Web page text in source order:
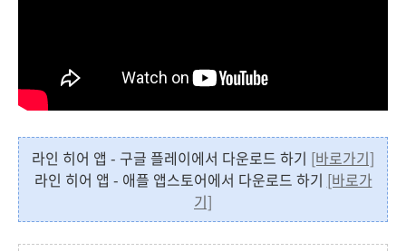
라인 히어 앱 - 구글 플레이에서 다운로드 하기 [바로가기]
라인 히어 앱 - 애플 앱스토어에서 다운로드 하기 [바로가
기]